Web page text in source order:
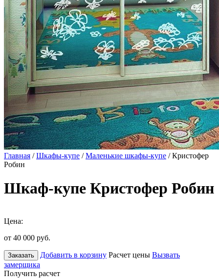
Главная /Шкафы-купе /Маленькие шкафы-купе / Кристофер
Робин
Шкаф-купе Кристофер Робин
Цена:
от 40 000 руб.
Заказать Добавить в корзину Расчет цены Вызвать
замерщика
Получить расчет